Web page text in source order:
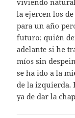
viviendo
la ejercen los
para un año
futuro; quién
adelante si he
míos sin
se ha ido a la
de la izquierda.
ya de dar la